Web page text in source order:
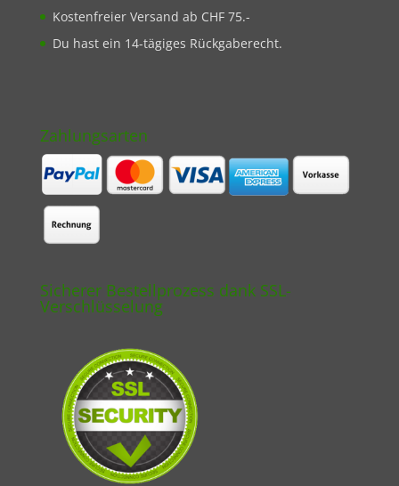
Kostenfreier Versand ab CHF 75.-
Du hast ein 14-tägiges Rückgaberecht.
Zahlungsarten
Sicherer Bestellprozess dank SSL-
Verschlüsselung